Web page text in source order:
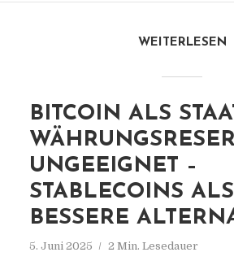
WEITERLESEN
BITCOIN ALS
UNGEEIGNET –
STABLECOINS ALS
BESSERE
5. Juni 2025 2 Min. Lesedauer